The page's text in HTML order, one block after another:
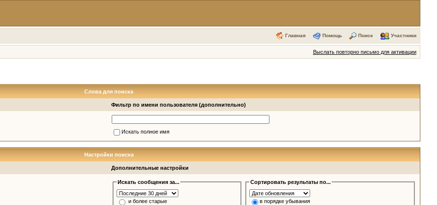
Главная Помощь Поиск Участники
Выслать повторно письмо для активации
Слова для поиска
Фильтр по имени пользователя (дополнительно)
Искать полное имя
Настройки поиска
Дополнительные настройки
Искать сообщения за...
и более старые
Сортировать результаты по...
в порядке убывания